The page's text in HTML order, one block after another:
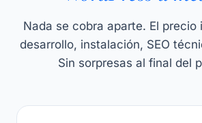
Nada se cobra aparte. El precio
desarrollo, instalación, SEO
Sin sorpresas al final del